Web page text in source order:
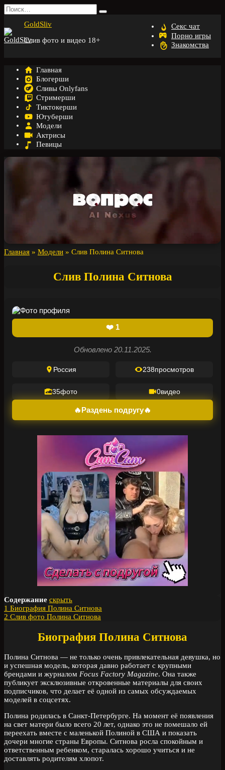
Перейти
к
содержанию
Search
for:
GoldSliv
Слив фото и видео 18+
Секс чат
Порно игры
Знакомства
Главная
Блогерши
Сливы Onlyfans
Стримерши
Тиктокерши
Ютуберши
Модели
Актрисы
Певицы
Главная » Модели » Слив Полина Ситнова
Слив Полина Ситнова
❤️ 1
Обновлено 20.11.2025.
Россия 238просмотров
35фото 0видео
🔥Раздень подругу🔥
Содержание скрыть
1 Биография Полина Ситнова
2 Слив фото Полина Ситнова
Биография Полина Ситнова
Полина Ситнова — не только очень привлекательная девушка, но
и успешная модель, которая давно работает с крупными
брендами и журналом Focus Factory Magazine. Она также
публикует эксклюзивные откровенные материалы для своих
подписчиков, что делает её одной из самых обсуждаемых
моделей в соцсетях.
Полина родилась в Санкт-Петербурге. На момент её появления
на свет матери было всего 20 лет, однако это не помешало ей
переехать вместе с маленькой Полиной в США и показать
дочери многие страны Европы. Ситнова росла спокойным и
ответственным ребенком, старалась хорошо учиться и не
доставлять родителям хлопот.